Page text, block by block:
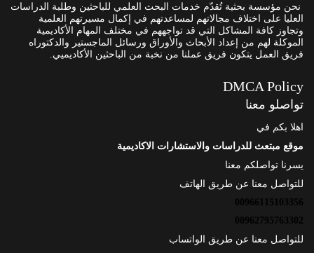
نحن مؤسسة بحثية تُقدّم خدمات البحث العلمي للباحثين وطلبة الدراسات
العليا على اختلاف مجالاتهم لمساعدتهم في إكمال مسيرتهم العلمية
وتجاوز كافة المشاكل التي قد تواجههم في مختلف المهام الأكاديمية
الموكلة لهم من إعداد الأبحاث والأوراق ورسائل الماجستير والدكتوراه
فريق العمل يتكون فريق عملنا من نخبة من الباحثين الأكاديميي.
DMCA Policy
تواصلو معنا
اهلا بكم في
موقع مبتعث للدراسات والاستشارات الاكاديمية
يسرنا تواصلكم معنا
للتواصل معنا عن طريق الهاتف
00966115103356
00962795763302
للتواصل معنا عن طريق الواتساب